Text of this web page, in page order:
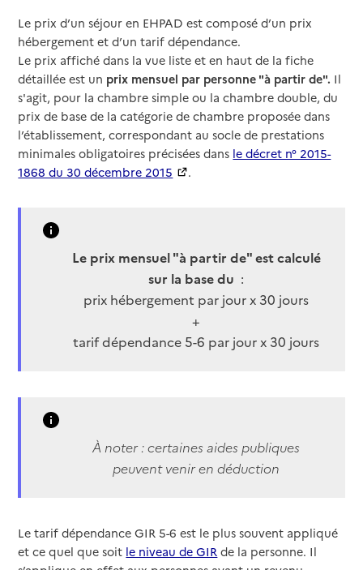
Le prix d’un séjour en EHPAD est composé d’un prix
hébergement et d’un tarif dépendance.
Le prix affiché dans la vue liste et en haut de la fiche
détaillée est un prix mensuel par personne "à partir de". Il
s'agit, pour la chambre simple ou la chambre double, du
prix de base de la catégorie de chambre proposée dans
l’établissement, correspondant au socle de prestations
minimales obligatoires précisées dans le décret n° 2015-
1868 du 30 décembre 2015
.
Le prix mensuel "à partir de" est calculé
sur la base du :
prix hébergement par jour x 30 jours
+
tarif dépendance 5-6 par jour x 30 jours
À noter : certaines aides publiques
peuvent venir en déduction
Le tarif dépendance GIR 5-6 est le plus souvent appliqué
et ce quel que soit le niveau de GIR de la personne. Il